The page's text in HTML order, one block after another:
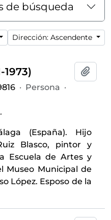
de búsqueda
Dirección: Ascendente
1973)
· Persona ·
(España). Hijo
Blasco, pintor y
Escuela de Artes y
Museo Municipal de
López. Esposo de la